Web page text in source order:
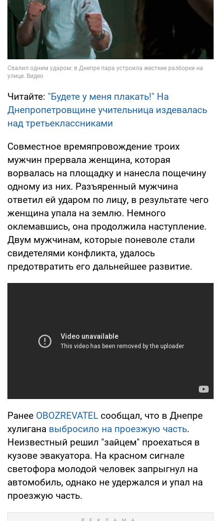
Читайте: "Будете у меня плакать!" На
Днепропетровщине учительница издевалась
над третьеклассниками
Совместное времяпровождение троих
мужчин прервала женщина, которая
ворвалась на площадку и нанесла пощечину
одному из них. Разъяренный мужчина
ответил ей ударом по лицу, в результате чего
женщина упала на землю. Немного
оклемавшись, она продолжила наступление.
Двум мужчинам, которые поневоле стали
свидетелями конфликта, удалось
предотвратить его дальнейшее развитие.
Ранее OBOZREVATEL сообщал, что в Днепре
хулигана выбросило на проезжую часть.
Неизвестный решил "зайцем" проехаться в
кузове эвакуатора. На красном сигнале
светофора молодой человек запрыгнул на
автомобиль, однако не удержался и упал на
проезжую часть.